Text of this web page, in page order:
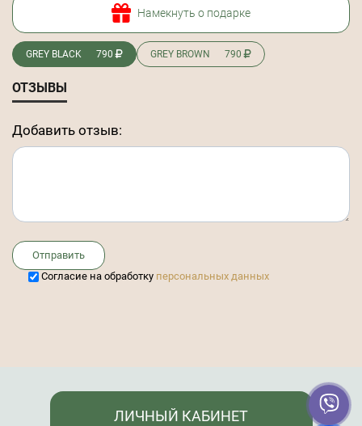
Намекнуть о подарке
GREY BLACK 790 GREY BROWN 790
ОТЗЫВЫ
Добавить отзыв:
Отправить
Cогласие на обработку персональных данных
ЛИЧНЫЙ КАБИНЕТ